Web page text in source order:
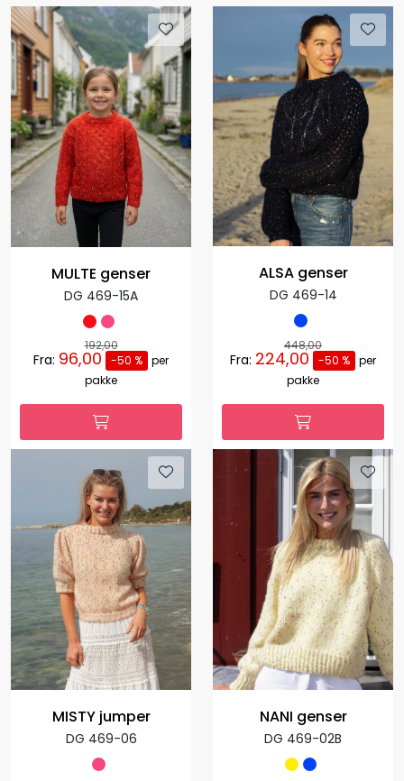
MULTE genser
DG 469-15A
192,00
Fra: 96,00 -50 % per
pakke
ALSA genser
DG 469-14
448,00
Fra: 224,00 -50 % per
pakke
MISTY jumper
DG 469-06
NANI genser
DG 469-02B